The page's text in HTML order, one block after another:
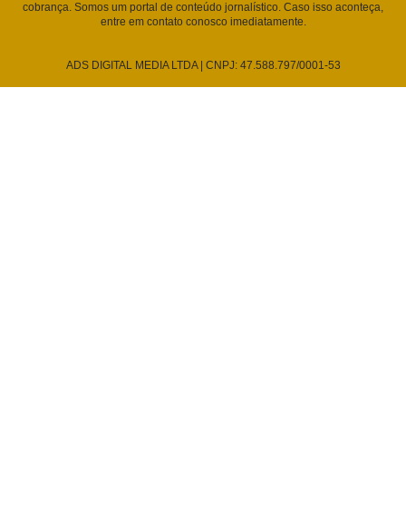
cobrança. Somos um portal de conteúdo jornalístico. Caso isso aconteça,
entre em contato conosco imediatamente.
ADS DIGITAL MEDIA LTDA | CNPJ: 47.588.797/0001-53